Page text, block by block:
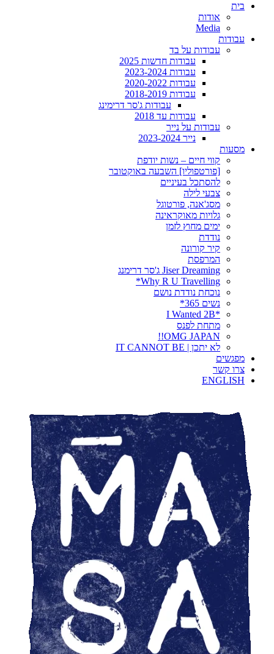
בית
אודות
Media
עבודות
עבודות על בד
עבודות חדשות 2025
עבודות 2023-2024
עבודות 2020-2022
עבודות 2018-2019
עבודות ג'סר דרימינג
עבודות עד 2018
עבודות על נייר
נייר 2023-2024
מסעות
קווי חיים – נשות יודפת
[פורטפוליו] השבעה באוקטובר
להסתכל בעיניים
צבעי לילה
מסג'אנה, פורטוגל
גלויות מאוקראינה
ימים מחוץ לזמן
נודדת
קיר קורונה
המרפסת
Jiser Dreaming ג'סר דרימנג
Why R U Travelling*
נוכחת נודדת נושם
נשים 365*
*I Wanted 2B
מתחת לפנס
OMG JAPAN!!
לא יתכן | IT CANNOT BE
מפגשים
צרו קשר
ENGLISH